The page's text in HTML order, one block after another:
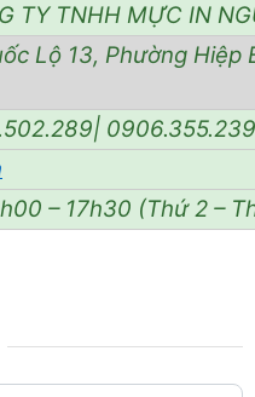
TY TNHH MỰC IN
Lộ 13, Phường Hiệp
0906.355.239
– 17h30 (Thứ 2 –